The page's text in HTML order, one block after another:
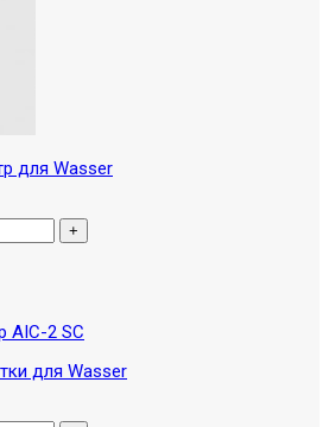
для Wasser
для Wasser